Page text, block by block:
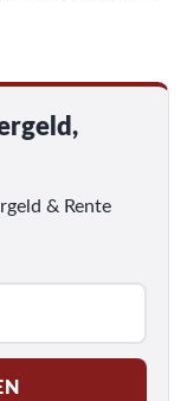
& Rente